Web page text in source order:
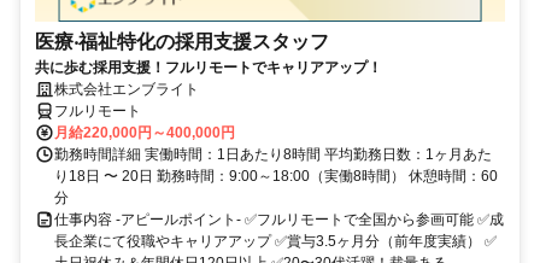
医療‧福祉特化の採用支援スタッフ
共に歩む採用支援！フルリモートでキャリアアップ！
株式会社エンブライト
フルリモート
月給220,000円～400,000円
勤務時間詳細 実働時間：1日あたり8時間 平均勤務日数：1ヶ月あた
り18日 〜 20日 勤務時間：9:00～18:00（実働8時間） 休憩時間：60
分
仕事内容 -アピールポイント- ✅フルリモートで全国から参画可能 ✅成
長企業にて役職やキャリアアップ ✅賞与3.5ヶ月分（前年度実績） ✅